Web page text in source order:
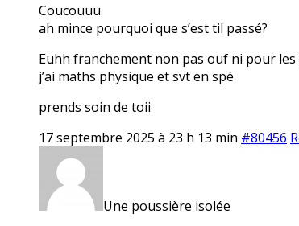
Coucouuu
ah mince pourquoi que s’est til passé?
Euhh franchement non pas ouf ni pour
j’ai maths physique et svt en spé
prends soin de toii
17 septembre 2025 à 23 h 13 min #80456
Une poussière isolée